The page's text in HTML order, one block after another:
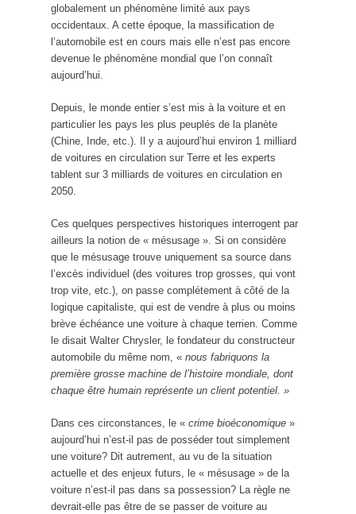
globalement un phénomène limité aux pays
occidentaux. A cette époque, la massification de
l’automobile est en cours mais elle n’est pas encore
devenue le phénomène mondial que l’on connaît
aujourd’hui.
Depuis, le monde entier s’est mis à la voiture et en
particulier les pays les plus peuplés de la planète
(Chine, Inde, etc.). Il y a aujourd’hui environ 1 milliard
de voitures en circulation sur Terre et les experts
tablent sur 3 milliards de voitures en circulation en
2050.
Ces quelques perspectives historiques interrogent par
ailleurs la notion de « mésusage ». Si on considère
que le mésusage trouve uniquement sa source dans
l’excès individuel (des voitures trop grosses, qui vont
trop vite, etc.), on passe complétement à côté de la
logique capitaliste, qui est de vendre à plus ou moins
brève échéance une voiture à chaque terrien. Comme
le disait Walter Chrysler, le fondateur du constructeur
automobile du même nom, « nous fabriquons la
première grosse machine de l’histoire mondiale, dont
chaque être humain représente un client potentiel. »
Dans ces circonstances, le « crime bioéconomique »
aujourd’hui n’est-il pas de posséder tout simplement
une voiture? Dit autrement, au vu de la situation
actuelle et des enjeux futurs, le « mésusage » de la
voiture n’est-il pas dans sa possession? La règle ne
devrait-elle pas être de se passer de voiture au